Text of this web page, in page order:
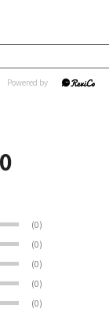
(0)
(0)
(0)
(0)
(0)